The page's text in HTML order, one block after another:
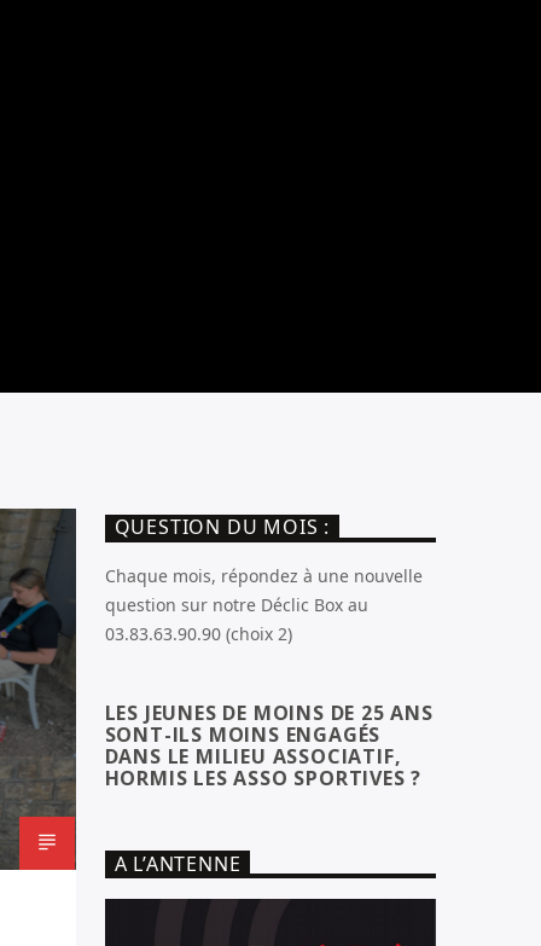
QUESTION DU MOIS :
Chaque mois, répondez à une nouvelle
question sur notre Déclic Box au
03.83.63.90.90 (choix 2)
LES JEUNES DE MOINS DE 25 ANS
SONT-ILS MOINS ENGAGÉS
DANS LE MILIEU ASSOCIATIF,
HORMIS LES ASSO SPORTIVES ?
A L’ANTENNE